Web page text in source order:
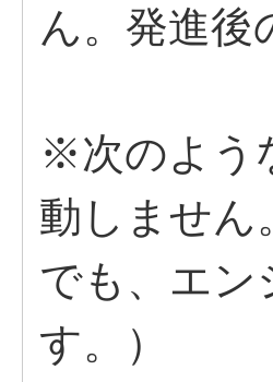
ん。発進後
※次のよう
動しません
でも、エン
す。）